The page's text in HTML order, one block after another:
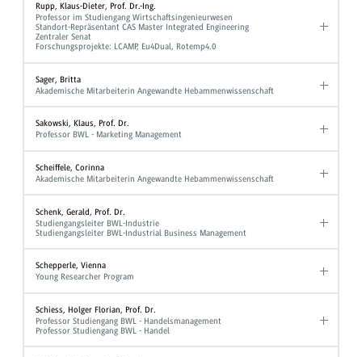
Rupp, Klaus-Dieter, Prof. Dr.-Ing.
Professor im Studiengang Wirtschaftsingenieurwesen
Standort-Repräsentant CAS Master Integrated Engineering
Zentraler Senat
Forschungsprojekte: LCAMP, Eu4Dual, Rotemp4.0
Sager, Britta
Akademische Mitarbeiterin Angewandte Hebammenwissenschaft
Sakowski, Klaus, Prof. Dr.
Professor BWL - Marketing Management
Scheiffele, Corinna
Akademische Mitarbeiterin Angewandte Hebammenwissenschaft
Schenk, Gerald, Prof. Dr.
Studiengangsleiter BWL-Industrie
Studiengangsleiter BWL-Industrial Business Management
Schepperle, Vienna
Young Researcher Program
Schiess, Holger Florian, Prof. Dr.
Professor Studiengang BWL - Handelsmanagement
Professor Studiengang BWL - Handel